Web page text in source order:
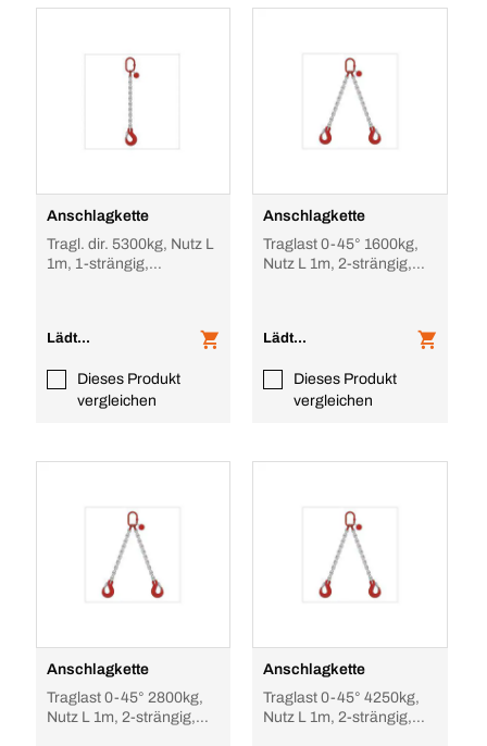
Anschlagkette
Tragl. dir. 5300kg, Nutz L
1m, 1-strängig,
Lädt...
Dieses Produkt
vergleichen
Anschlagkette
Traglast 0-45° 1600kg,
Nutz L 1m, 2-strängig,
Lädt...
Dieses Produkt
vergleichen
Anschlagkette
Traglast 0-45° 2800kg,
Nutz L 1m, 2-strängig,
Anschlagkette
Traglast 0-45° 4250kg,
Nutz L 1m, 2-strängig,